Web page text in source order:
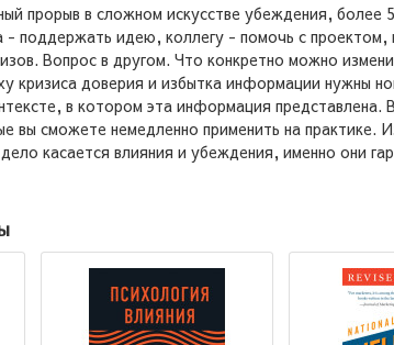
прорыв в сложном искусстве убеждения,
- поддержать идею, коллегу - помочь с
Вопрос в другом. Что конкретно можно
кризиса доверия и избытка информации нужны
в котором эта информация представлена.
вы сможете немедленно применить на
касается влияния и убеждения, именно они